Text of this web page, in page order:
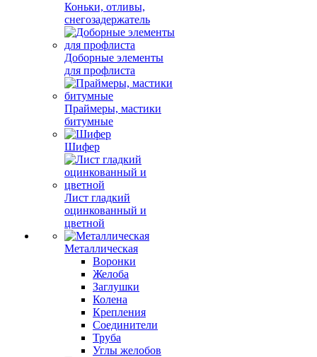
Коньки, отливы,
снегозадержатель
Доборные элементы
для профлиста
Праймеры, мастики
битумные
Шифер
Лист гладкий
оцинкованный и
цветной
Металлическая
Воронки
Желоба
Заглушки
Колена
Крепления
Соединители
Труба
Углы желобов